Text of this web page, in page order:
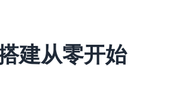
建从零开始